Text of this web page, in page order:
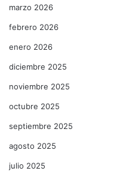
marzo 2026
febrero 2026
enero 2026
diciembre 2025
noviembre 2025
octubre 2025
septiembre 2025
agosto 2025
julio 2025